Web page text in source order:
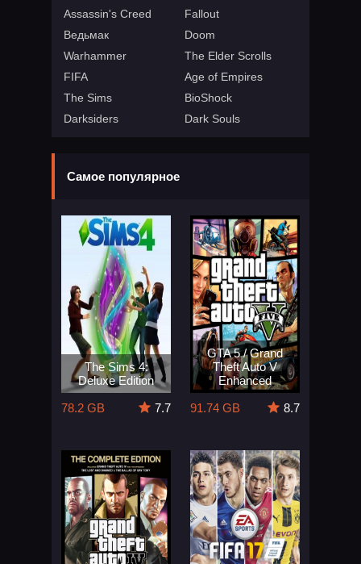
Assassin's Creed
Fallout
Ведьмак
Doom
Warhammer
The Elder Scrolls
FIFA
Age of Empires
The Sims
BioShock
Darksiders
Dark Souls
Самое популярное
The Sims 4:
Deluxe Edition
78.2 GB
7.7
GTA 5 / Grand
Theft Auto V
Enhanced
91.74 GB
8.7